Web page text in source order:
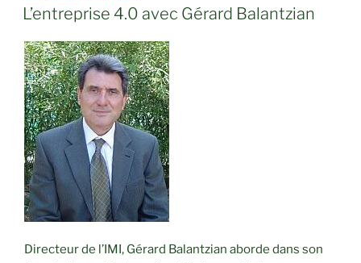
LE
L’entreprise 4.0 avec Gérard Balantzian
Directeur de l’IMI, Gérard Balantzian aborde dans son